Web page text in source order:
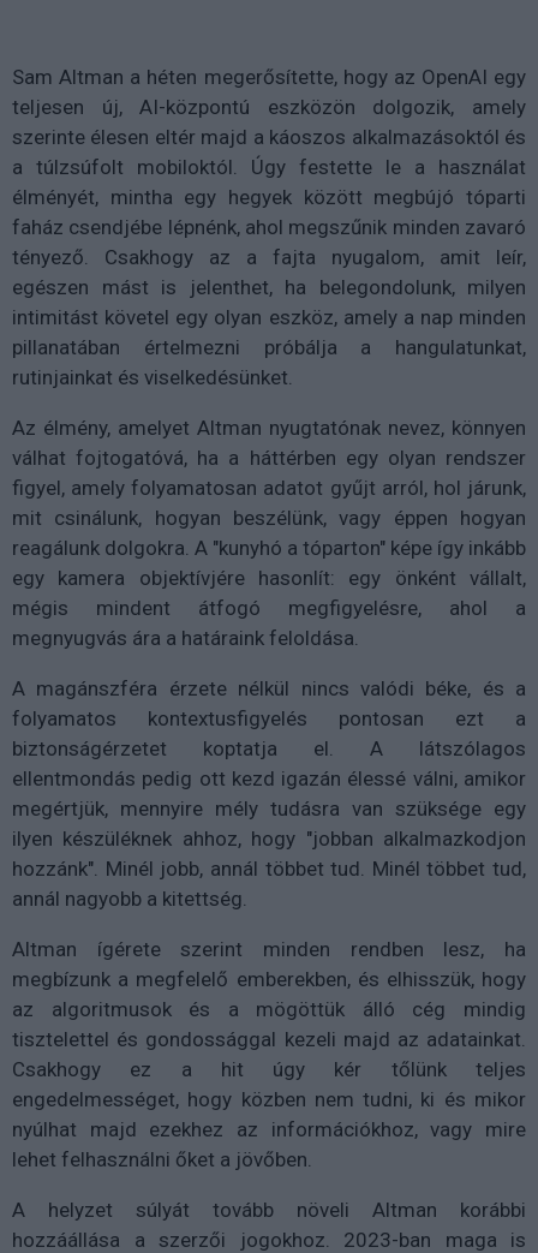
Sam Altman a héten megerősítette, hogy az OpenAI egy
teljesen új, AI-központú eszközön dolgozik, amely
szerinte élesen eltér majd a káoszos alkalmazásoktól és
a túlzsúfolt mobiloktól. Úgy festette le a használat
élményét, mintha egy hegyek között megbújó tóparti
faház csendjébe lépnénk, ahol megszűnik minden zavaró
tényező. Csakhogy az a fajta nyugalom, amit leír,
egészen mást is jelenthet, ha belegondolunk, milyen
intimitást követel egy olyan eszköz, amely a nap minden
pillanatában értelmezni próbálja a hangulatunkat,
rutinjainkat és viselkedésünket.
Az élmény, amelyet Altman nyugtatónak nevez, könnyen
válhat fojtogatóvá, ha a háttérben egy olyan rendszer
figyel, amely folyamatosan adatot gyűjt arról, hol járunk,
mit csinálunk, hogyan beszélünk, vagy éppen hogyan
reagálunk dolgokra. A "kunyhó a tóparton" képe így inkább
egy kamera objektívjére hasonlít: egy önként vállalt,
mégis mindent átfogó megfigyelésre, ahol a
megnyugvás ára a határaink feloldása.
A magánszféra érzete nélkül nincs valódi béke, és a
folyamatos kontextusfigyelés pontosan ezt a
biztonságérzetet koptatja el. A látszólagos
ellentmondás pedig ott kezd igazán élessé válni, amikor
megértjük, mennyire mély tudásra van szüksége egy
ilyen készüléknek ahhoz, hogy "jobban alkalmazkodjon
hozzánk". Minél jobb, annál többet tud. Minél többet tud,
annál nagyobb a kitettség.
Altman ígérete szerint minden rendben lesz, ha
megbízunk a megfelelő emberekben, és elhisszük, hogy
az algoritmusok és a mögöttük álló cég mindig
tisztelettel és gondossággal kezeli majd az adatainkat.
Csakhogy ez a hit úgy kér tőlünk teljes
engedelmességet, hogy közben nem tudni, ki és mikor
nyúlhat majd ezekhez az információkhoz, vagy mire
lehet felhasználni őket a jövőben.
A helyzet súlyát tovább növeli Altman korábbi
hozzáállása a szerzői jogokhoz. 2023-ban maga is